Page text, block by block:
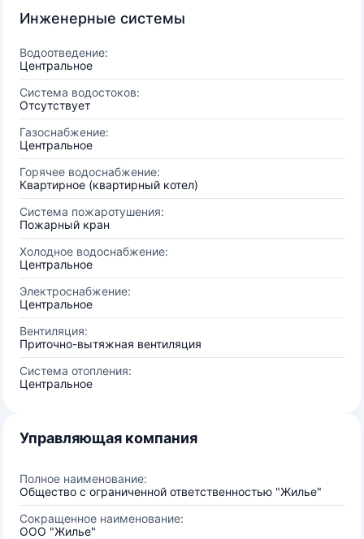
Инженерные системы
Водоотведение:
Центральное
Система водостоков:
Отсутствует
Газоснабжение:
Центральное
Горячее водоснабжение:
Квартирное (квартирный котел)
Система пожаротушения:
Пожарный кран
Холодное водоснабжение:
Центральное
Электроснабжение:
Центральное
Вентиляция:
Приточно-вытяжная вентиляция
Система отопления:
Центральное
Управляющая компания
Полное наименование:
Общество с ограниченной ответственностью "Жилье"
Сокращенное наименование:
ООО "Жилье"